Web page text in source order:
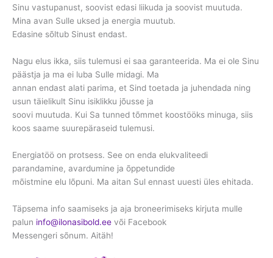
Sinu vastupanust, soovist edasi liikuda ja soovist muutuda.
Mina avan Sulle uksed ja energia muutub.
Edasine sõltub Sinust endast.
Nagu elus ikka, siis tulemusi ei saa garanteerida. Ma ei ole Sinu
päästja ja ma ei luba Sulle midagi. Ma
annan endast alati parima, et Sind toetada ja juhendada ning
usun täielikult Sinu isiklikku jõusse ja
soovi muutuda. Kui Sa tunned tõmmet koostööks minuga, siis
koos saame suurepäraseid tulemusi.
Energiatöö on protsess. See on enda elukvaliteedi
parandamine, avardumine ja õppetundide
mõistmine elu lõpuni. Ma aitan Sul ennast uuesti üles ehitada.
Täpsema info saamiseks ja aja broneerimiseks kirjuta mulle
palun info@ilonasibold.ee või Facebook
Messengeri sõnum. Aitäh!